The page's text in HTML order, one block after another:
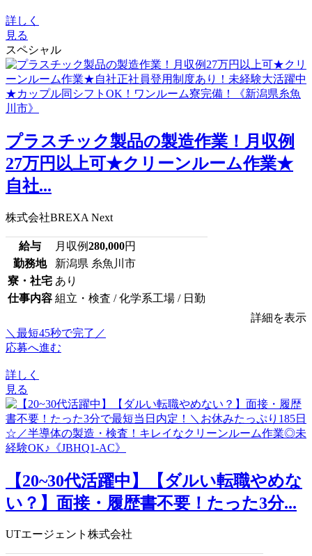
詳しく
見る
スペシャル
プラスチック製品の製造作業！月収例
27万円以上可★クリーンルーム作業★
自社...
株式会社BREXA Next
給与 月収例280,000円
勤務地
新潟県 糸魚川市
寮・社宅 あり
仕事内容 組立・検査 / 化学系工場 / 日勤
詳細を表示
＼最短45秒で完了／
応募へ進む
詳しく
見る
【20~30代活躍中】【ダルい転職やめな
い？】面接・履歴書不要！たった3分...
UTエージェント株式会社